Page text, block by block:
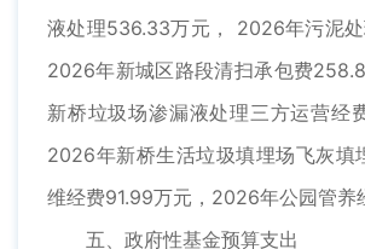
液处理536.33万元， 2026年污泥处
2026年新城区路段清扫承包费
新桥垃圾场渗漏液处理三方运营经
2026年新桥生活垃圾填埋场飞灰填
维经费91.99万元，2026年公园管养
五、政府性基金预算支出